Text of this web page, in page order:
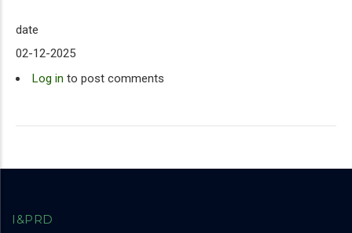
date
02-12-2025
Log in to post comments
I&PRD